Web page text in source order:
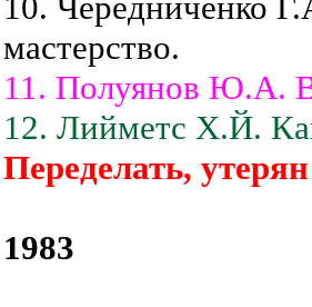
мастерство.
11. Полуянов Ю.А.
12. Лийметс X.Й.
Переделать,
1983